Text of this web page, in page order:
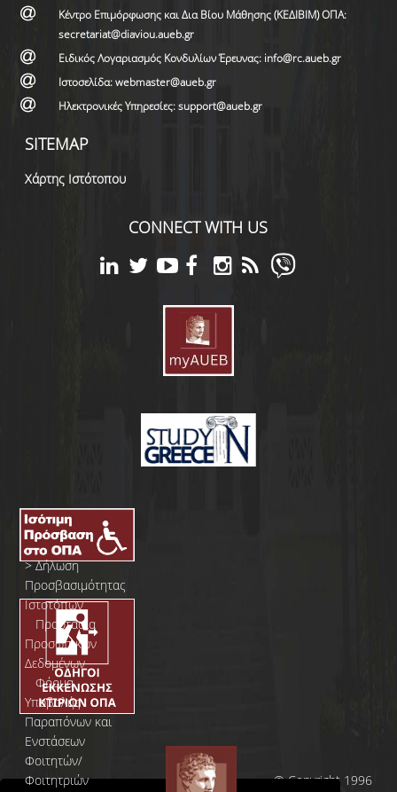
Κέντρο Επιμόρφωσης και Δια Βίου Μάθησης (ΚΕΔΙΒΙΜ) ΟΠΑ:
secretariat@diaviou.aueb.gr
Ειδικός Λογαριασμός Κονδυλίων Έρευνας: info@rc.aueb.gr
Ιστοσελίδα: webmaster@aueb.gr
Ηλεκτρονικές Υπηρεσίες: support@aueb.gr
SITEMAP
Χάρτης Ιστότοπου
CONNECT WITH US
>Δήλωση
Προσβασιμότητας
Ιστοτόπων
Προστασία
Προσωπικών
Δεδομένων
Φόρμα
Yποβολής
Παραπόνων και
Ενστάσεων
Φοιτητών/
Φοιτητριών
© Copyright 1996